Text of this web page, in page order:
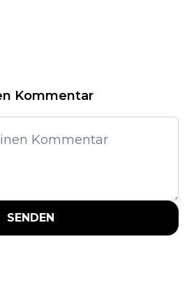
Kommentar
SENDEN